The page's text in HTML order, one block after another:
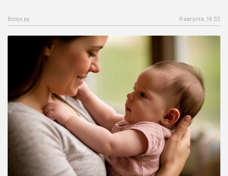
Вслух.ру 8 августа, 14:52